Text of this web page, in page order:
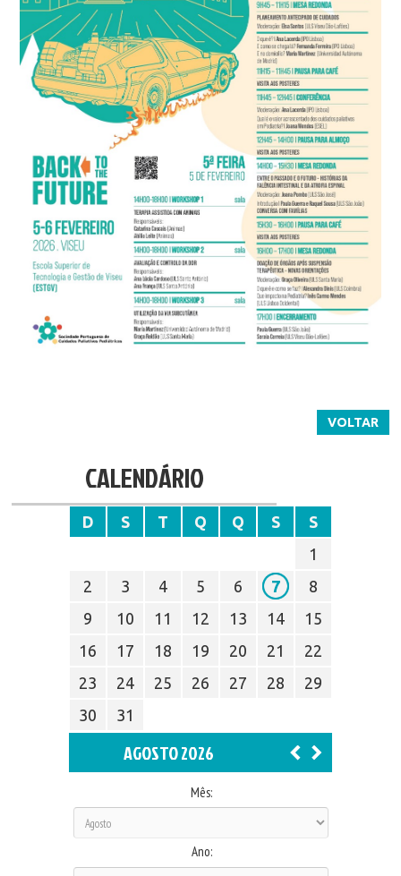
VOLTAR
CALENDÁRIO
D S T Q Q S
S
1
2
3 4 5 6 7
8
9
10 11 12 13 14
15
16
17 18 19 20 21
22
23
24 25 26 27 28
29
30
31
AGOSTO 2026
Mês:
Ano: